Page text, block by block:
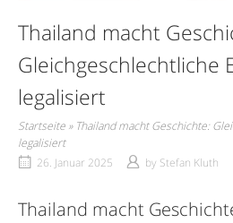
Thailand macht
Gleichgeschlechtliche
legalisiert
Startseite » Thailand macht Geschichte:
legalisiert
26. Januar 2025
by Stefan Kluth
Thailand macht